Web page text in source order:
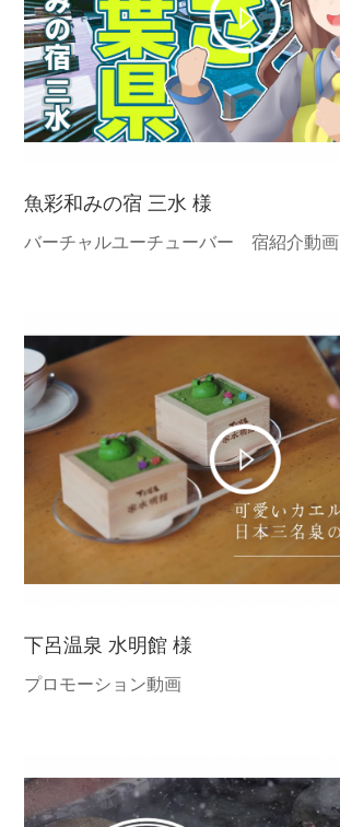
魚彩和みの宿 三水 様
バーチャルユーチューバー 宿紹介動画
下呂温泉 水明館 様
プロモーション動画